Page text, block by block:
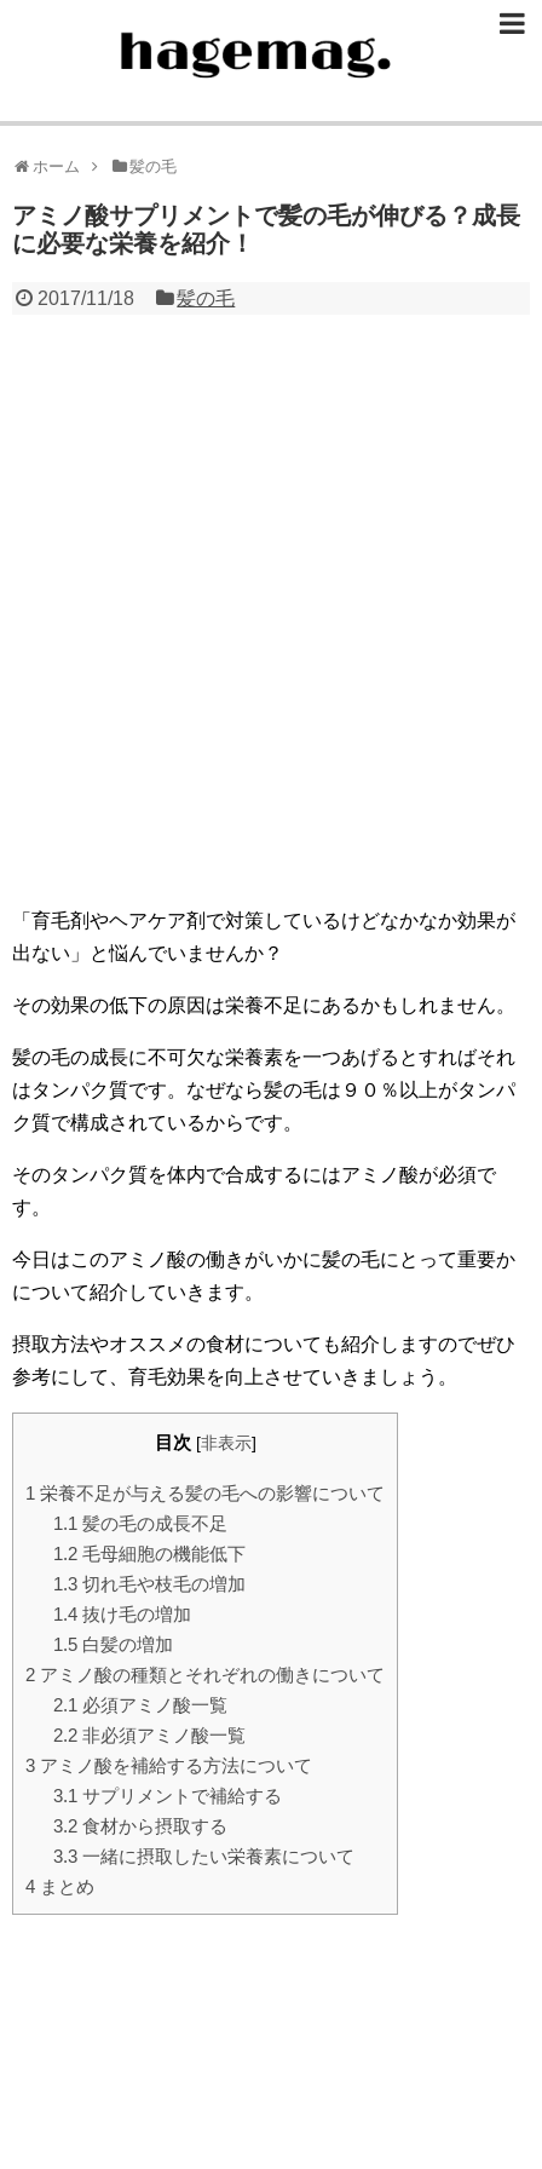
ホーム 髪の毛
アミノ酸サプリメントで髪の毛が伸びる？成長
に必要な栄養を紹介！
2017/11/18 髪の毛
「育毛剤やヘアケア剤で対策しているけどなかなか効果が
出ない」と悩んでいませんか？
その効果の低下の原因は栄養不足にあるかもしれません。
髪の毛の成長に不可欠な栄養素を一つあげるとすればそれ
はタンパク質です。なぜなら髪の毛は９０％以上がタンパ
ク質で構成されているからです。
そのタンパク質を体内で合成するにはアミノ酸が必須で
す。
今日はこのアミノ酸の働きがいかに髪の毛にとって重要か
について紹介していきます。
摂取方法やオススメの食材についても紹介しますのでぜひ
参考にして、育毛効果を向上させていきましょう。
目次 [非表示]
1 栄養不足が与える髪の毛への影響について
1.1 髪の毛の成長不足
1.2毛母細胞の機能低下
1.3切れ毛や枝毛の増加
1.4抜け毛の増加
1.5白髪の増加
2 アミノ酸の種類とそれぞれの働きについて
2.1 必須アミノ酸一覧
2.2非必須アミノ酸一覧
3 アミノ酸を補給する方法について
3.1 サプリメントで補給する
3.2食材から摂取する
3.3一緒に摂取したい栄養素について
4 まとめ